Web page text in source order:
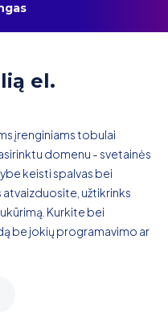
el.
įrenginiams tobulai
domenu - svetainės
keisti spalvas bei
užtikrinks
Kurkite bei
be jokių programavimo ar